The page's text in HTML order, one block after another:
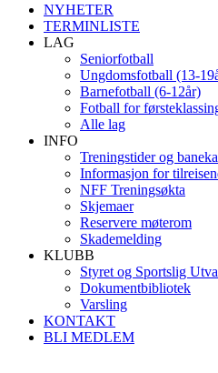
NYHETER
TERMINLISTE
LAG
Seniorfotball
Ungdomsfotball (13-
Barnefotball (6-12år)
Fotball for
Alle lag
INFO
Treningstider og
Informasjon for
NFF Treningsøkta
Skjemaer
Reservere møterom
Skademelding
KLUBB
Styret og Sportslig
Dokumentbibliotek
Varsling
KONTAKT
BLI MEDLEM